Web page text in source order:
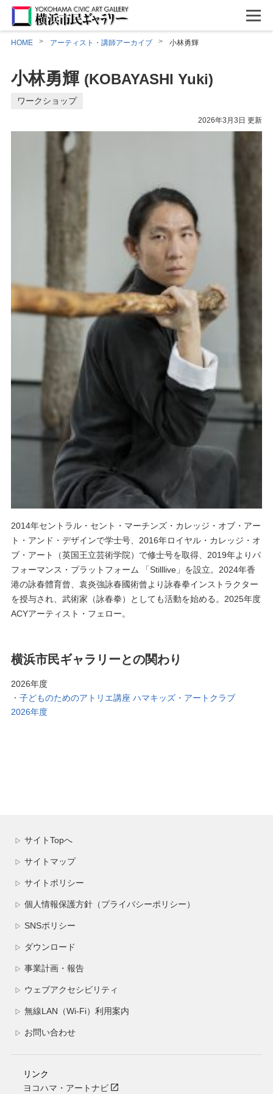
HOME アーティスト・講師アーカイブ 小林勇輝
小林勇輝 (KOBAYASHI Yuki)
ワークショップ
2026年3月3日 更新
2014年セントラル・セント・マーチンズ・カレッジ・オブ・アー
ト・アンド・デザインで学士号、2016年ロイヤル・カレッジ・オ
ブ・アート（英国王立芸術学院）で修士号を取得、2019年よりパ
フォーマンス・プラットフォーム 「Stilllive」を設立。2024年香
港の詠春體育曾、袁炎強詠春國術曾より詠春拳インストラクター
を授与され、武術家（詠春拳）としても活動を始める。2025年度
ACYアーティスト・フェロー。
横浜市民ギャラリーとの関わり
2026年度
子どものためのアトリエ講座 ハマキッズ・アートクラブ
2026年度
▷ サイトTopへ
▷ サイトマップ
▷ サイトポリシー
▷ 個人情報保護方針（プライバシーポリシー）
▷ SNSポリシー
▷ ダウンロード
▷ 事業計画・報告
▷ ウェブアクセシビリティ
▷ 無線LAN（Wi-Fi）利用案内
▷ お問い合わせ
リンク
ヨコハマ・アートナビ